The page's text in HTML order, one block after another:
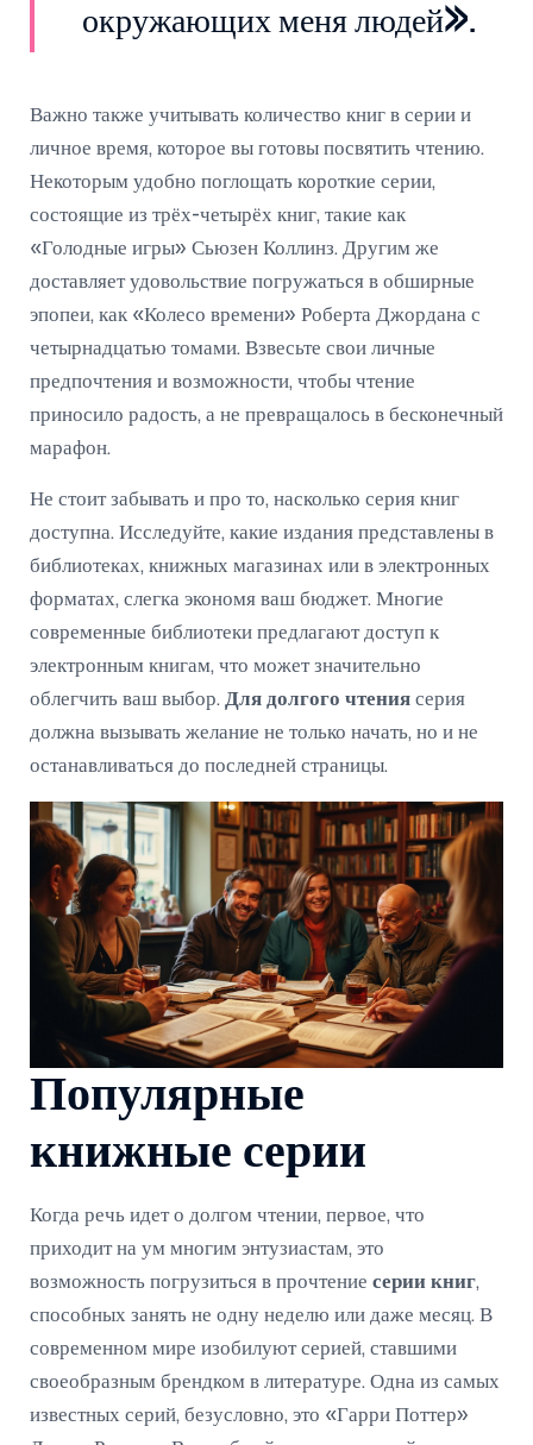
окружающих меня людей».
Важно также учитывать количество книг в серии и
личное время, которое вы готовы посвятить чтению.
Некоторым удобно поглощать короткие серии,
состоящие из трёх-четырёх книг, такие как
«Голодные игры» Сьюзен Коллинз. Другим же
доставляет удовольствие погружаться в обширные
эпопеи, как «Колесо времени» Роберта Джордана с
четырнадцатью томами. Взвесьте свои личные
предпочтения и возможности, чтобы чтение
приносило радость, а не превращалось в бесконечный
марафон.
Не стоит забывать и про то, насколько серия книг
доступна. Исследуйте, какие издания представлены в
библиотеках, книжных магазинах или в электронных
форматах, слегка экономя ваш бюджет. Многие
современные библиотеки предлагают доступ к
электронным книгам, что может значительно
облегчить ваш выбор. Для долгого чтения серия
должна вызывать желание не только начать, но и не
останавливаться до последней страницы.
Популярные
книжные серии
Когда речь идет о долгом чтении, первое, что
приходит на ум многим энтузиастам, это
возможность погрузиться в прочтение серии книг,
способных занять не одну неделю или даже месяц. В
современном мире изобилуют серией, ставшими
своеобразным брендком в литературе. Одна из самых
известных серий, безусловно, это «Гарри Поттер»